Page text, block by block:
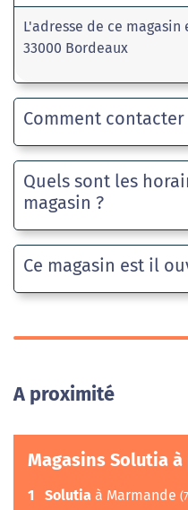
L'adresse de ce magasin
33000 Bordeaux
Comment contacter
Quels sont les
magasin ?
Ce magasin est il
A proximité
Magasins Solutia
1 Solutia à Marmande